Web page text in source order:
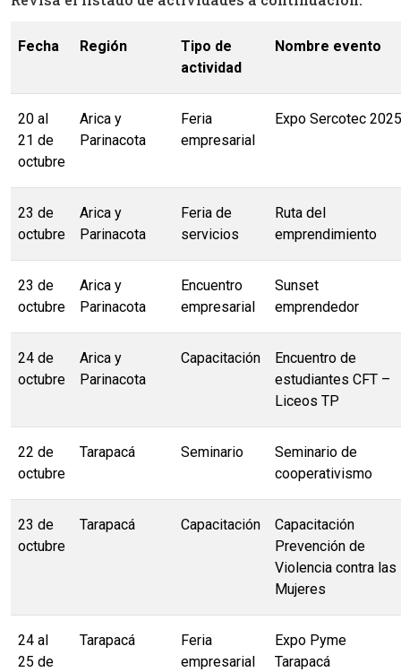
Fecha Región
Tipo de
actividad
Nombre evento
20 al
21 de
octubre
Arica y
Parinacota
Feria
empresarial
Expo Sercotec 2025
23 de
octubre
Arica y
Parinacota
Feria de
servicios
Ruta del
emprendimiento
23 de
octubre
Arica y
Parinacota
Encuentro
empresarial
Sunset
emprendedor
24 de
octubre
Arica y
Parinacota
Capacitación
Encuentro de
estudiantes CFT –
Liceos TP
22 de
octubre
Tarapacá Seminario
Seminario de
cooperativismo
23 de
octubre
Tarapacá Capacitación
Capacitación
Prevención de
Violencia contra las
Mujeres
24 al
25 de
Tarapacá
Feria
empresarial
Expo Pyme
Tarapacá